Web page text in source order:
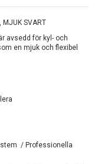
MJUK SVART
avsedd för kyl- och
en mjuk och flexibel
/ Professionella